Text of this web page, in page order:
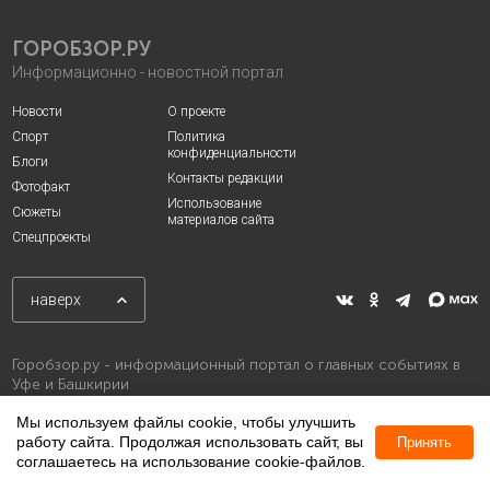
ГОРОБЗОР.РУ
Информационно - новостной портал
Новости
Спорт
Блоги
Фотофакт
Сюжеты
Спецпроекты
О проекте
Политика
конфиденциальности
Контакты редакции
Использование
материалов сайта
наверх
Горобзор.ру - информационный портал о главных событиях в
Уфе и Башкирии
Мы используем файлы cookie, чтобы улучшить
работу сайта. Продолжая использовать сайт, вы
соглашаетесь на использование cookie-файлов.
Принять